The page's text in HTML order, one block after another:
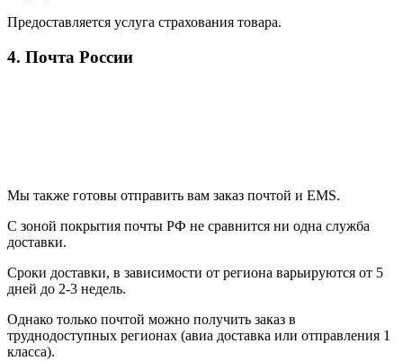
Предоставляется услуга страхования товара.
4. Почта России
Мы также готовы отправить вам заказ почтой и EMS.
С зоной покрытия почты РФ не сравнится ни одна служба
доставки.
Сроки доставки, в зависимости от региона варьируются от 5
дней до 2-3 недель.
Однако только почтой можно получить заказ в
труднодоступных регионах (авиа доставка или отправления 1
класса).